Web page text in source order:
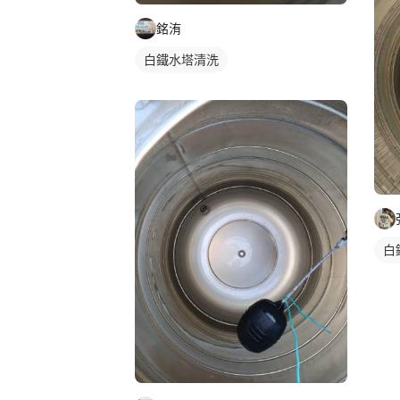
銘洧
白鐵水塔清洗
白